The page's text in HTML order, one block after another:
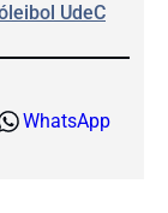
UdeC
WhatsApp